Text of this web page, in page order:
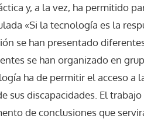
y, a la vez, ha permitido
«Si la tecnología es la
se han presentado
se han organizado en
ha de permitir el acceso a
sus discapacidades. El
de conclusiones que